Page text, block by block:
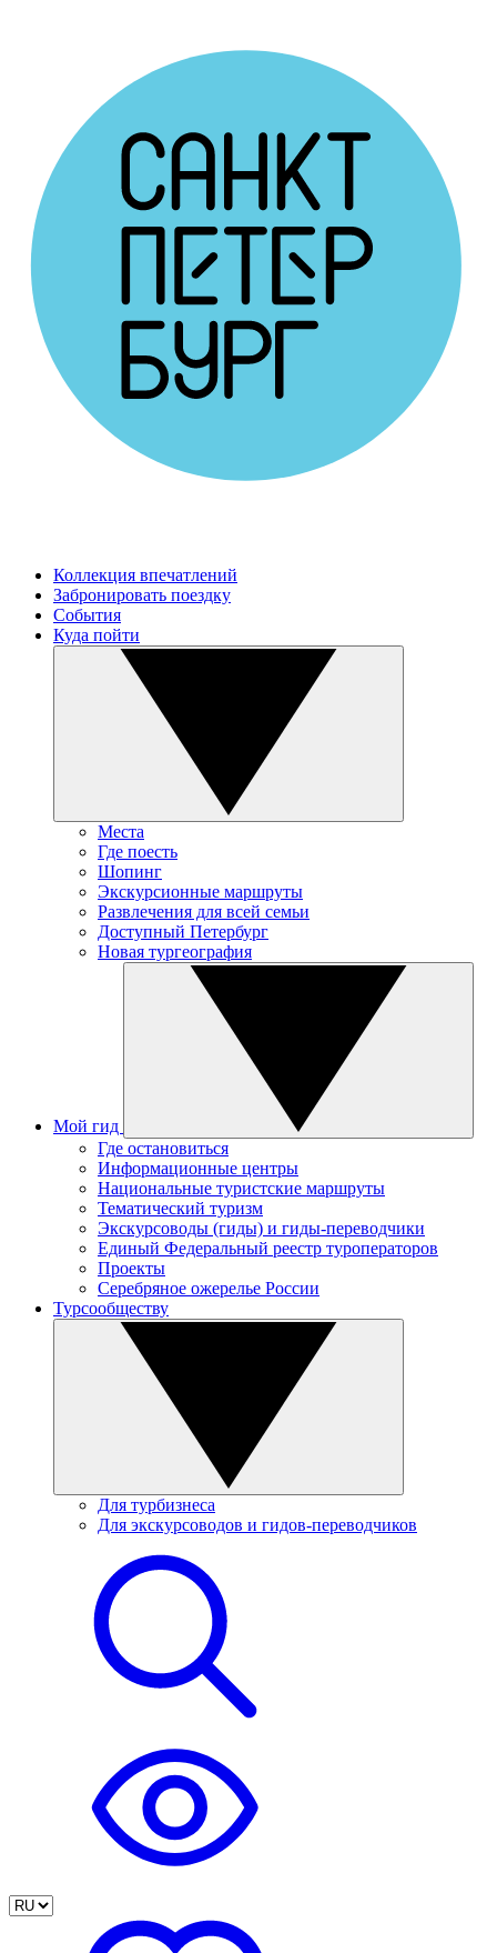
Коллекция впечатлений
Забронировать поездку
События
Куда пойти
Места
Где поесть
Шопинг
Экскурсионные маршруты
Развлечения для всей семьи
Доступный Петербург
Новая тургеография
Мой гид
Где остановиться
Информационные центры
Национальные туристские маршруты
Тематический туризм
Экскурсоводы (гиды) и гиды-переводчики
Единый Федеральный реестр туроператоров
Проекты
Серебряное ожерелье России
Турсообществу
Для турбизнеса
Для экскурсоводов и гидов-переводчиков